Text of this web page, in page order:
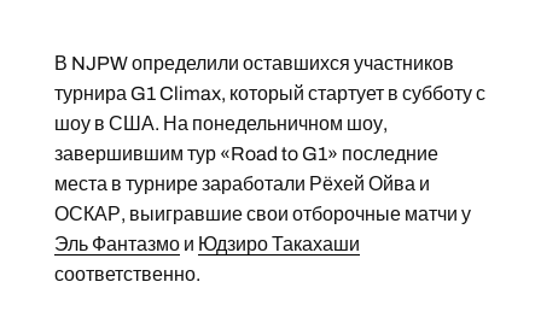
В NJPW определили оставшихся участников
турнира G1 Climax, который стартует в субботу с
шоу в США. На понедельничном шоу,
завершившим тур «Road to G1» последние
места в турнире заработали Рёхей Ойва и
ОСКАР, выигравшие свои отборочные матчи у
Эль Фантазмои Юдзиро Такахаши
соответственно.